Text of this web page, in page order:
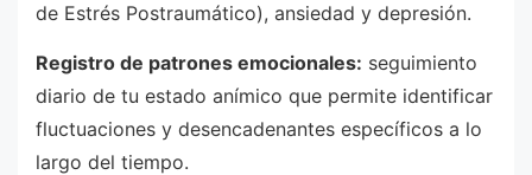
de Estrés Postraumático), ansiedad y depresión.
Registro de patrones emocionales: seguimiento
diario de tu estado anímico que permite identificar
fluctuaciones y desencadenantes específicos a lo
largo del tiempo.